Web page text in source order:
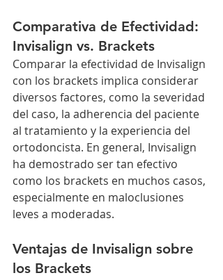
Comparativa de Efectividad:
Invisalign vs. Brackets
Comparar la efectividad de Invisalign
con los brackets implica considerar
diversos factores, como la severidad
del caso, la adherencia del paciente
al tratamiento y la experiencia del
ortodoncista. En general, Invisalign
ha demostrado ser tan efectivo
como los brackets en muchos casos,
especialmente en maloclusiones
leves a moderadas.
Ventajas de Invisalign sobre
los Brackets